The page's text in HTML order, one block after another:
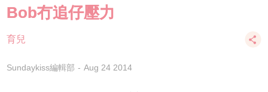
Bob冇追仔壓力
育兒
Sundaykiss編輯部 Aug 24 2014